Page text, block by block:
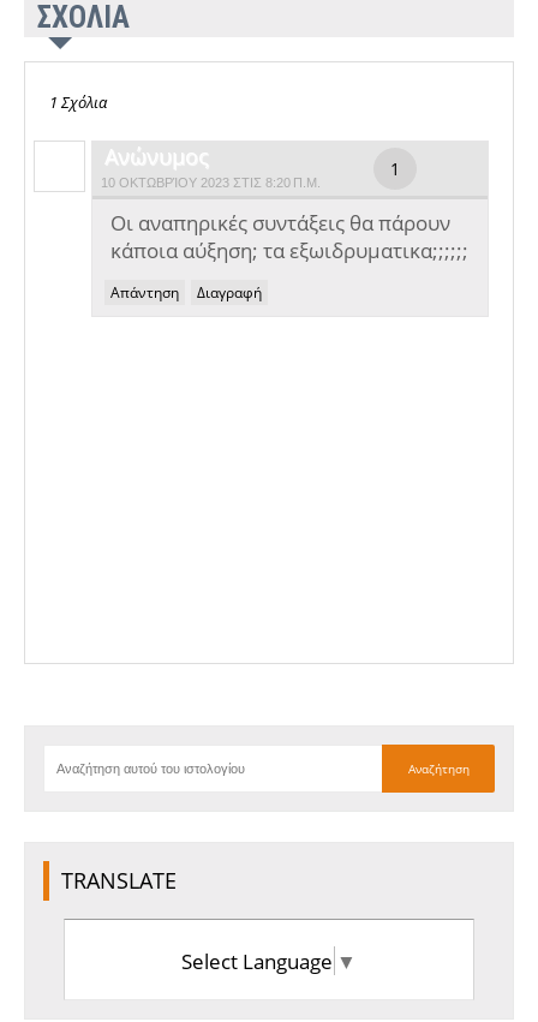
ΣΧΟΛΙΑ
1 Σχόλια
Ανώνυμος
10 ΟΚΤΩΒΡΊΟΥ 2023 ΣΤΙΣ 8:20 Π.Μ.
Οι αναπηρικές συντάξεις θα πάρουν
κάποια αύξηση; τα εξωιδρυματικα;;;;;;
Απάντηση Διαγραφή
TRANSLATE
Select Language ▼